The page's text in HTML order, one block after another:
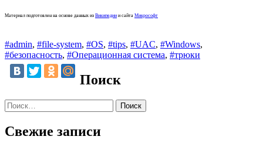
Материал подготовлен на основе данных из Википедии и сайта Микрософт
#admin, #file-system, #OS, #tips, #UAC, #Windows,
#безопасность, #Операционная система, #трюки
Поиск
Найти:
Свежие записи